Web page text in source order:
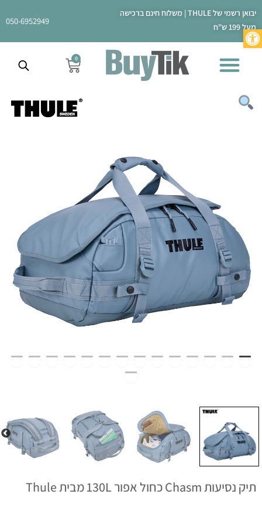
פתח סרגל נגישות
יבואן רשמי של THULE | משלוח חינם ברכישה
מעל 199 ש"ח
050-6952949
0
עגלת
קניות
תיק נסיעות Chasm כחול אפור 130L מבית Thule